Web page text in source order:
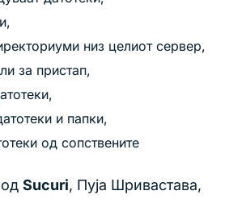
низ целиот сервер,
за пристап,
и папки,
од сопствените
Sucuri, Пуја Шривастава,